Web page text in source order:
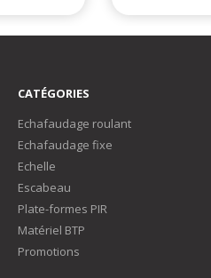
CATÉGORIES
Echafaudage roulant
Echafaudage fixe
Echelle
Escabeau
Plate-formes PIR
Matériel BTP
Promotions